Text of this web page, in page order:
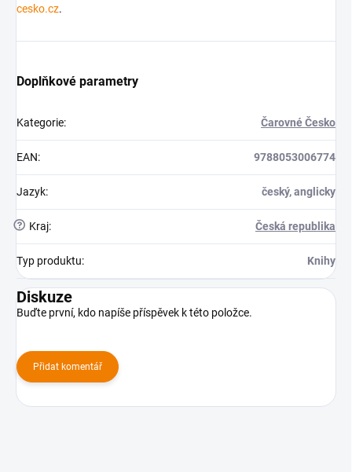
cesko.cz.
Doplňkové parametry
Kategorie: Čarovné Česko
EAN: 9788053006774
Jazyk: český, anglicky
? Kraj: Česká republika
Typ produktu: Knihy
Diskuze
Buďte první, kdo napíše příspěvek k této položce.
Přidat komentář